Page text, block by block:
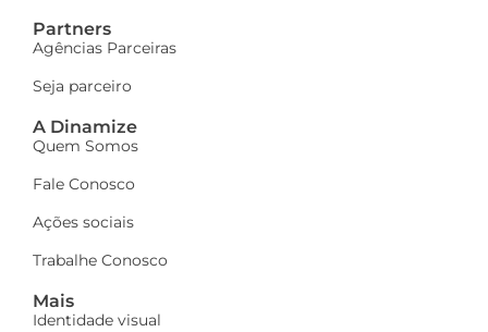
Partners
Agências Parceiras
Seja parceiro
A Dinamize
Quem Somos
Fale Conosco
Ações sociais
Trabalhe Conosco
Mais
Identidade visual